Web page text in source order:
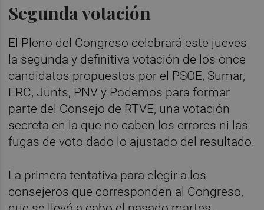
Segunda votación
El Pleno del Congreso celebrará este jueves
la segunda y definitiva votación de los once
candidatos propuestos por el PSOE, Sumar,
ERC, Junts, PNV y Podemos para formar
parte del Consejo de RTVE, una votación
secreta en la que no caben los errores ni las
fugas de voto dado lo ajustado del resultado.
La primera tentativa para elegir a los
consejeros que corresponden al Congreso,